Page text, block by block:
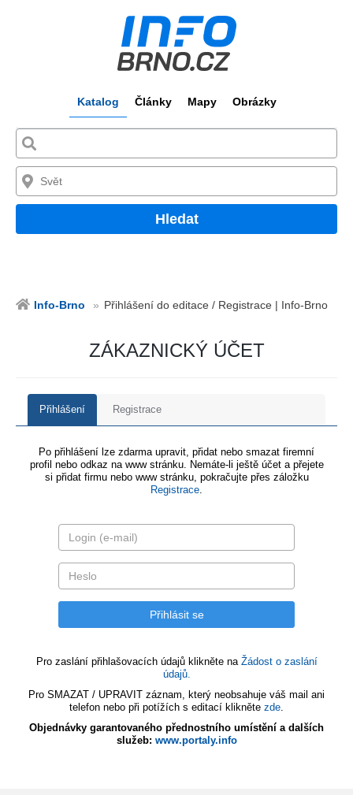
Katalog Články Mapy Obrázky
Hledat
Info-Brno Přihlášení do editace / Registrace | Info-Brno
ZÁKAZNICKÝ ÚČET
Přihlášení Registrace
Po přihlášení lze zdarma upravit, přidat nebo smazat firemní
profil nebo odkaz na www stránku. Nemáte-li ještě účet a přejete
si přidat firmu nebo www stránku, pokračujte přes záložku
Registrace.
Pro zaslání přihlašovacích údajů klikněte na Žádost o zaslání
údajů.
Pro SMAZAT / UPRAVIT záznam, který neobsahuje váš mail ani
telefon nebo při potížích s editací klikněte zde.
Objednávky garantovaného přednostního umístění a dalších
služeb: www.portaly.info